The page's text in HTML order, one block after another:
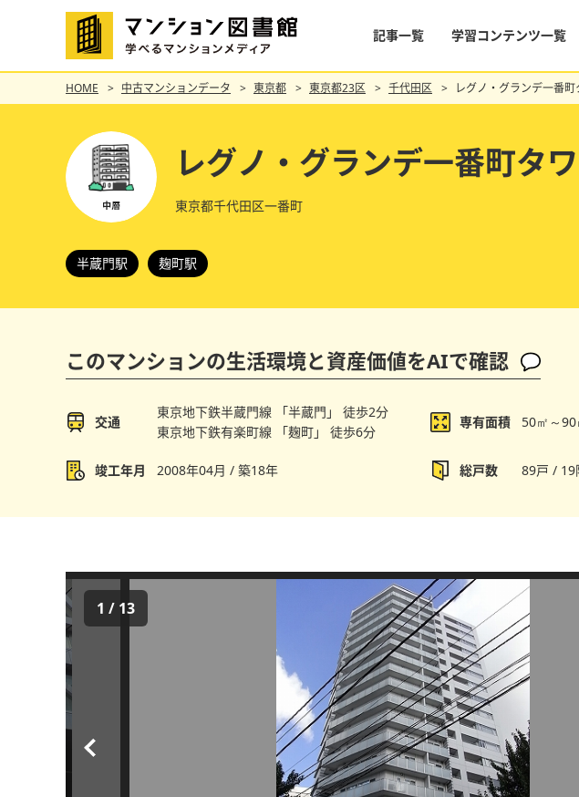
記事一覧 学習コンテンツ一覧
HOME 中古マンションデータ 東京都 東京都23区 千代田区 レグノ・グランデ一番町
レグノ・グランデ一番町タ
東京都千代田区一番町
半蔵門駅 麹町駅
このマンションの生活環境と資産価値をAIで確認
交通
東京地下鉄半蔵門線 「半蔵門」 徒歩2分
東京地下鉄有楽町線 「麹町」 徒歩6分
専有面積 50㎡～90
竣工年月 2008年04月 / 築18年 総戸数 89戸 / 19
1 / 13